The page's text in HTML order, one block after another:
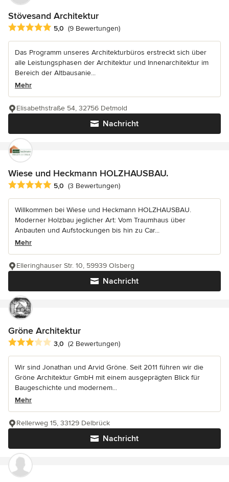
Stövesand Architektur
Durchschnittliche Bewertung: 5 von 5 Sternen
5,0 (9 Bewertungen)
Das Programm unseres Architekturbüros erstreckt sich über
alle Leistungsphasen der Architektur und Innenarchitektur im
Bereich der Altbausanie...
Mehr
Nachricht
Elisabethstraße 54, 32756 Detmold
Wiese und Heckmann HOLZHAUSBAU.
Durchschnittliche Bewertung: 5 von 5 Sternen
5,0 (3 Bewertungen)
Willkommen bei Wiese und Heckmann HOLZHAUSBAU.
Moderner Holzbau jeglicher Art: Vom Traumhaus über
Anbauten und Aufstockungen bis hin zu Car...
Mehr
Nachricht
Elleringhauser Str. 10, 59939 Olsberg
Gröne Architektur
Durchschnittliche Bewertung: 3 von 5 Sternen
3,0 (2 Bewertungen)
Wir sind Jonathan und Arvid Gröne. Seit 2011 führen wir die
Gröne Architektur GmbH mit einem ausgeprägten Blick für
Baugeschichte und modernem...
Mehr
Nachricht
Rellerweg 15, 33129 Delbrück